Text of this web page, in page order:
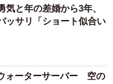
気と年の差婚から3年、
ッサリ「ショート似合い
ォーターサーバー 空の